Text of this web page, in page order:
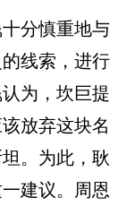
分慎重地与
线索，进行
为，坎巨提
放弃这块名
。为此，耿
建议。周恩